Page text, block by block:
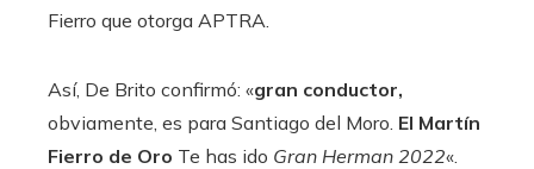
Fierro que otorga APTRA.
Así, De Brito confirmó: «gran conductor,
obviamente, es para Santiago del Moro. El Martín
Fierro de Oro Te has ido Gran Herman 2022«.